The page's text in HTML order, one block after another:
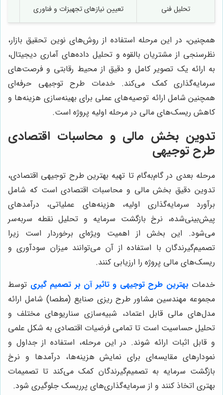
تحلیل فنی تعیین نیازهای تجهیزات و فناوری
همچنین، در این مرحله استفاده از روش‌های نوین تحقیق بازار،
نظرسنجی از مشتریان بالقوه و تحلیل داده‌های آماری دیجیتال،
به ارائه یک تصویر کامل و دقیق از محیط رقابتی و فرصت‌های
سرمایه‌گذاری کمک می‌کند. خدمات طرح توجیهی حرفه‌ای
همچنین شامل ارائه توصیه‌های عملی برای بهینه‌سازی هزینه‌ها و
کاهش ریسک‌های مالی در مرحله اولیه پروژه است.
تدوین بخش مالی و محاسبات اقتصادی
طرح توجیهی
مرحله بعدی در گام‌به‌گام تا تهیه بهترین طرح توجیهی اقتصادی،
تدوین دقیق بخش مالی و محاسبات اقتصادی است که شامل
برآورد سرمایه‌گذاری اولیه، هزینه‌های عملیاتی، درآمدهای
پیش‌بینی‌شده، نرخ بازگشت سرمایه و تحلیل نقطه سربه‌سر
می‌شود. این بخش از اهمیت ویژه‌ای برخوردار است زیرا
تصمیم‌گیرندگان با استفاده از آن می‌توانند میزان سودآوری و
ریسک‌های مالی پروژه را ارزیابی کنند.
خدمات بهترین طرح توجیهی و تاثیر آن بر تصمیم گیری توسط
مجموعه مهندسین مشاور طرح ریزی صنایع (مطصا) شامل ارائه
مدل‌های مالی قابل اعتماد، شبیه‌سازی سناریوهای مختلف و
تحلیل حساسیت است تا تمامی فرضیات اقتصادی به شکل علمی
و قابل اثبات ارائه شوند. در این مرحله، استفاده از جداول و
نمودارهای مقایسه‌ای برای نمایش هزینه‌ها، درآمدها و نرخ
بازگشت سرمایه به تصمیم‌گیرندگان کمک می‌کند تا تصمیمات
بهتری اتخاذ کنند و از سرمایه‌گذاری‌های پرریسک جلوگیری شود.